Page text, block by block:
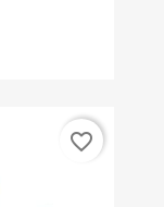
favorite_border